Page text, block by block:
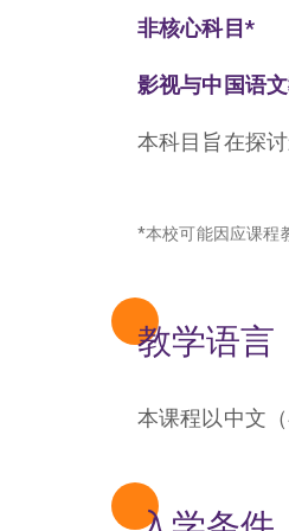
非核心科目*
影视与中国语
本科目旨在探
*本校可能因应课程
教学语言
本课程以中文（